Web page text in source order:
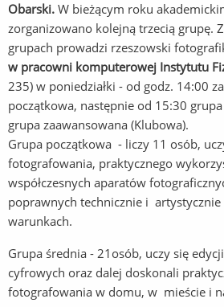
Obarski. W bieżącym roku
zorganizowano kolejną trzecią grupę.
grupach prowadzi rzeszowski
w pracowni komputerowej Instytutu
235) w poniedziałki - od godz. 14:00
początkowa, następnie od 15:30
grupa zaawansowana (Klubowa).
Grupa początkowa - liczy 11 osób,
fotografowania, praktycznego
współczesnych aparatów
poprawnych technicznie i artystycznie
warunkach.
Grupa średnia - 21osób, uczy się
cyfrowych oraz dalej doskonali
fotografowania w domu, w mieście i